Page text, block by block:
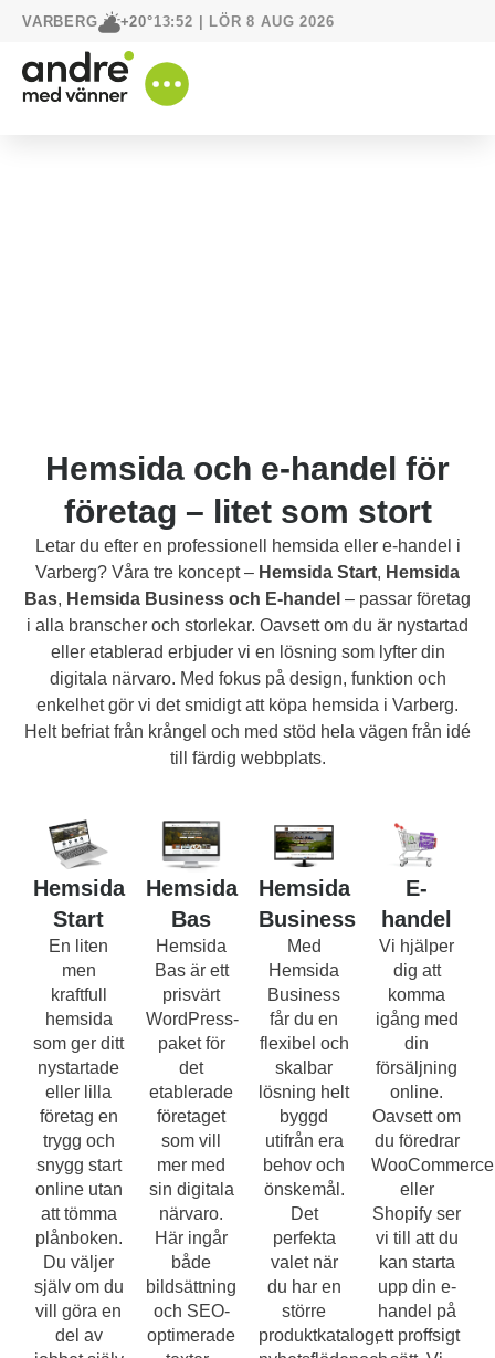
VARBERG +20°13:52 | LÖR 8 AUG 2026
Hemsida och e-handel för
företag – litet som stort
Letar du efter en professionell hemsida eller e-handel i
Varberg? Våra tre koncept – Hemsida Start, Hemsida
Bas, Hemsida Business och E-handel – passar företag
i alla branscher och storlekar. Oavsett om du är nystartad
eller etablerad erbjuder vi en lösning som lyfter din
digitala närvaro. Med fokus på design, funktion och
enkelhet gör vi det smidigt att köpa hemsida i Varberg.
Helt befriat från krångel och med stöd hela vägen från idé
till färdig webbplats.
Hemsida
Start
En liten
men
kraftfull
hemsida
som ger ditt
nystartade
eller lilla
företag en
trygg och
snygg start
online utan
att tömma
plånboken.
Du väljer
själv om du
vill göra en
del av
Hemsida
Bas
Hemsida
Bas är ett
prisvärt
WordPress-
paket för
det
etablerade
företaget
som vill
mer med
sin digitala
närvaro.
Här ingår
både
bildsättning
och SEO-
optimerade
Hemsida
Business
Med
Hemsida
Business
får du en
flexibel och
skalbar
lösning helt
byggd
utifrån era
behov och
önskemål.
Det
perfekta
valet när
du har en
större
produktkatalog,
E-
handel
Vi hjälper
dig att
komma
igång med
din
försäljning
online.
Oavsett om
du föredrar
WooCommerce
eller
Shopify ser
vi till att du
kan starta
upp din e-
handel på
ett proffsigt